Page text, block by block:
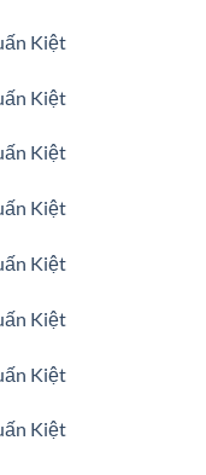
Kiệt
Kiệt
Kiệt
Kiệt
Kiệt
Kiệt
Kiệt
Kiệt